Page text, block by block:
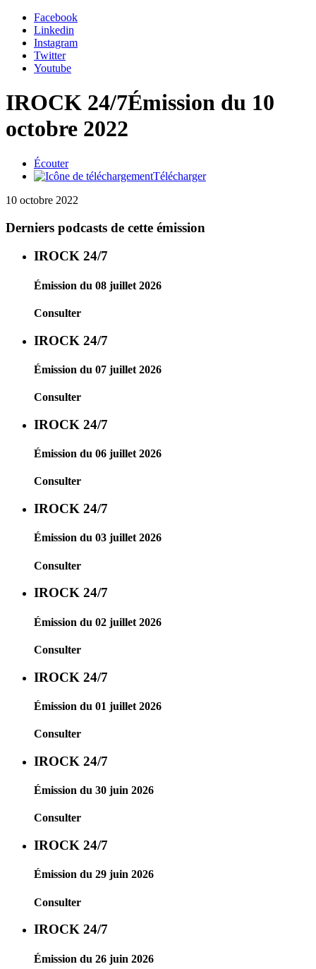
Facebook
Linkedin
Instagram
Twitter
Youtube
IROCK 24/7Émission du 10
octobre 2022
Écouter
Télécharger
10 octobre 2022
Derniers podcasts de cette émission
IROCK 24/7
Émission du 08 juillet 2026
Consulter
IROCK 24/7
Émission du 07 juillet 2026
Consulter
IROCK 24/7
Émission du 06 juillet 2026
Consulter
IROCK 24/7
Émission du 03 juillet 2026
Consulter
IROCK 24/7
Émission du 02 juillet 2026
Consulter
IROCK 24/7
Émission du 01 juillet 2026
Consulter
IROCK 24/7
Émission du 30 juin 2026
Consulter
IROCK 24/7
Émission du 29 juin 2026
Consulter
IROCK 24/7
Émission du 26 juin 2026